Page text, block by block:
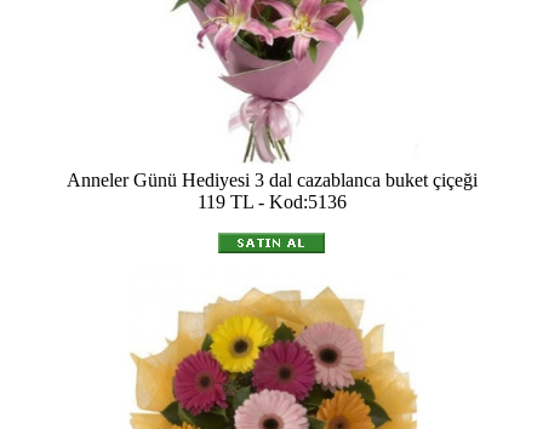
Anneler Günü Hediyesi 3 dal cazablanca buket çiçeği
119 TL - Kod:5136